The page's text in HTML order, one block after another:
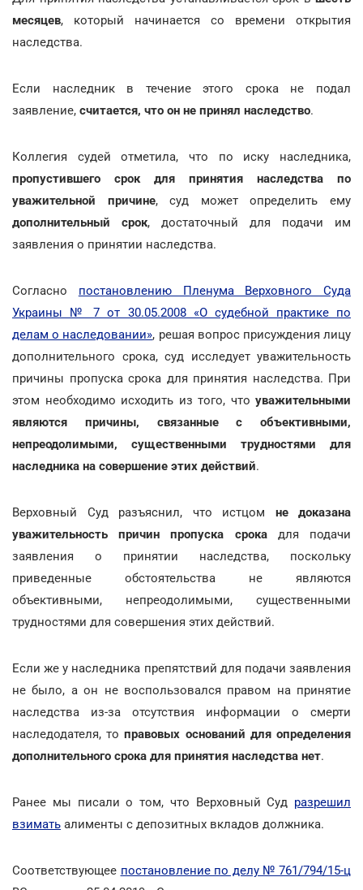
месяцев, который начинается со времени открытия
наследства.
Если наследник в течение этого срока не подал
заявление, считается, что он не принял наследство.
Коллегия судей отметила, что по иску наследника,
пропустившего срок для принятия наследства по
уважительной причине, суд может определить ему
дополнительный срок, достаточный для подачи им
заявления о принятии наследства.
Согласно постановлению Пленума Верховного Суда
Украины № 7 от 30.05.2008 «О судебной практике по
делам о наследовании», решая вопрос присуждения лицу
дополнительного срока, суд исследует уважительность
причины пропуска срока для принятия наследства. При
этом необходимо исходить из того, что уважительными
являются причины, связанные с объективными,
непреодолимыми, существенными трудностями для
наследника на совершение этих действий.
Верховный Суд разъяснил, что истцом не доказана
уважительность причин пропуска срокадля подачи
заявления о принятии наследства, поскольку
приведенные обстоятельства не являются
объективными, непреодолимыми, существенными
трудностями для совершения этих действий.
Если же у наследника препятствий для подачи заявления
не было, а он не воспользовался правом на принятие
наследства из-за отсутствия информации о смерти
наследодателя, топравовых оснований для определения
дополнительного срока для принятия наследства нет.
Ранее мы писали о том, что Верховный Суд разрешил
взимать алименты с депозитных вкладов должника.
Соответствующее постановление по делу № 761/794/15-ц